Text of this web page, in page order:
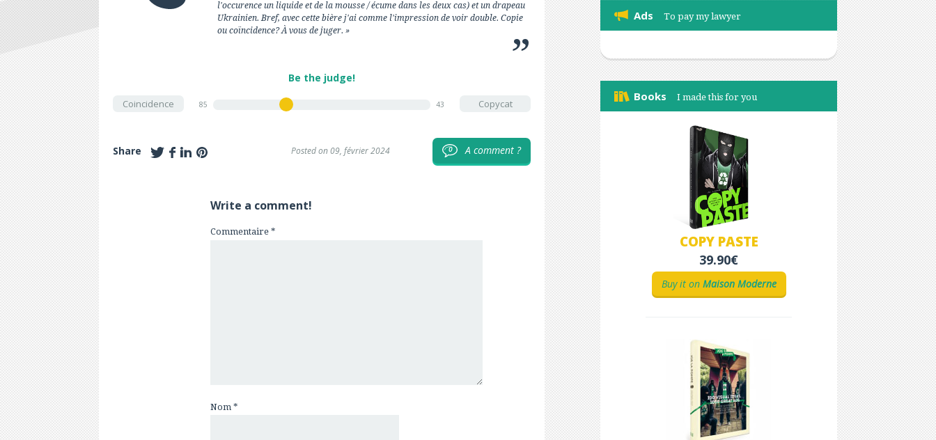
l'occurence un liquide et de la mousse / écume dans les deux cas) et un drapeau
Ukrainien. Bref, avec cette bière j'ai comme l'impression de voir double. Copie
ou coïncidence? À vous de juger. »
Be the judge!
Coincidence 85 43 Copycat
Share Posted on 09, février 2024 0 A comment ?
Write a comment!
Commentaire *
Nom *
Ads To pay my lawyer
Books I made this for you
COPY PASTE
39.90€
Buy it on Maison Moderne